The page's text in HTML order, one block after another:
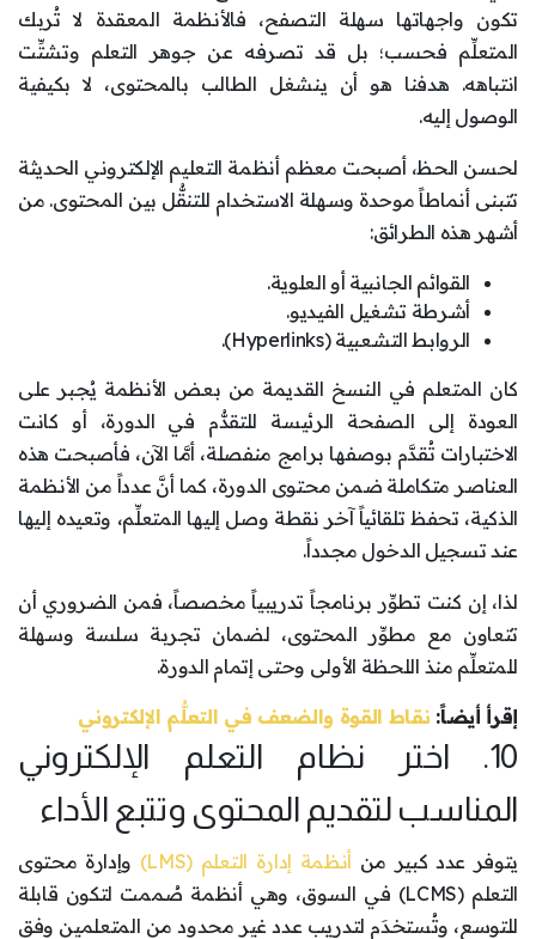
تكون واجهاتها سهلة التصفح، فالأنظمة المعقدة لا تُربك
المتعلِّم فحسب؛ بل قد تصرفه عن جوهر التعلم وتشتِّت
انتباهه. هدفنا هو أن ينشغل الطالب بالمحتوى، لا بكيفية
الوصول إليه.
لحسن الحظ، أصبحت معظم أنظمة التعليم الإلكتروني الحديثة
تتبنى أنماطاً موحدة وسهلة الاستخدام للتنقُّل بين المحتوى. من
أشهر هذه الطرائق:
القوائم الجانبية أو العلوية.
أشرطة تشغيل الفيديو.
الروابط التشعبية (Hyperlinks).
كان المتعلم في النسخ القديمة من بعض الأنظمة يُجبر على
العودة إلى الصفحة الرئيسة للتقدُّم في الدورة، أو كانت
الاختبارات تُقدَّم بوصفها برامج منفصلة، أمَّا الآن، فأصبحت هذه
العناصر متكاملة ضمن محتوى الدورة، كما أنَّ عدداً من الأنظمة
الذكية، تحفظ تلقائياً آخر نقطة وصل إليها المتعلِّم، وتعيده إليها
عند تسجيل الدخول مجدداً.
لذا، إن كنت تطوِّر برنامجاً تدريبياً مخصصاً، فمن الضروري أن
تتعاون مع مطوِّر المحتوى، لضمان تجربة سلسة وسهلة
للمتعلِّم منذ اللحظة الأولى وحتى إتمام الدورة.
إقرأ أيضاً: نقاط القوة والضعف في التعلُّم الإلكتروني
10. اختر نظام التعلم الإلكتروني
المناسب لتقديم المحتوى وتتبع الأداء
يتوفر عدد كبير منأنظمة إدارة التعلم (LMS)
وإدارة محتوى
التعلم (LCMS) في السوق، وهي أنظمة صُممت لتكون قابلة
للتوسع، وتُستخدَم لتدريب عدد غير محدود من المتعلمين وفق